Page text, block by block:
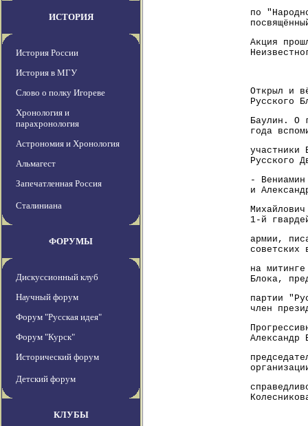
ИСТОРИЯ
История России
История в МГУ
Слово о полку Игореве
Хронология и
парахронология
Астрономия и Хронология
Альмагест
Запечатленная Россия
Сталиниана
ФОРУМЫ
Дискуссионный клуб
Научный форум
Форум "Русская идея"
Форум "Курск"
Исторический форум
Детский форум
КЛУБЫ
по
Акция
Открыл и
Русского
Баулин. О
года
участники
Русского
-
и
1-й
армии,
советских
на
Блока,
партии
член
Александр